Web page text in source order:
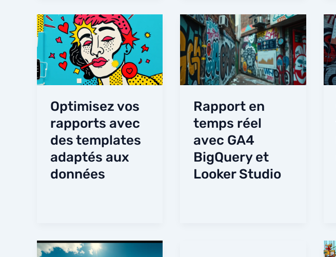
Optimisez vos
rapports avec
des templates
adaptés aux
données
Rapport en
temps réel
avec GA4
BigQuery et
Looker Studio